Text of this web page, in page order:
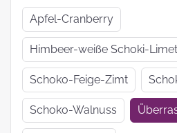
Apfel-Cranberry
Himbeer-weiße Schoki-
Schoko-Feige-Zimt
Schoko-Walnuss